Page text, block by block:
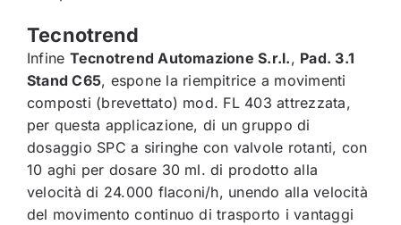
Tecnotrend
Infine Tecnotrend Automazione S.r.l., Pad. 3.1
Stand C65, espone la riempitrice a movimenti
composti (brevettato) mod. FL 403 attrezzata,
per questa applicazione, di un gruppo di
dosaggio SPC a siringhe con valvole rotanti, con
10 aghi per dosare 30 ml. di prodotto alla
velocità di 24.000 flaconi/h, unendo alla velocità
del movimento continuo di trasporto i vantaggi